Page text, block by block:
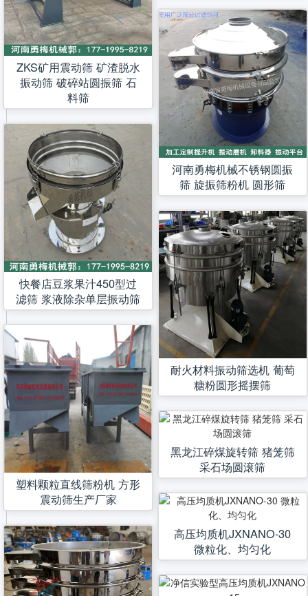
ZKS矿用震动筛 矿渣脱水
振动筛 破碎站圆振筛 石
料筛
快餐店豆浆果汁450型过
滤筛 浆液除杂单层振动筛
塑料颗粒直线筛粉机 方形
震动筛生产厂家
河南勇梅机械不锈钢圆振
筛 旋振筛粉机 圆形筛
耐火材料振动筛选机 葡萄
糖粉圆形摇摆筛
黑龙江碎煤旋转筛 猪笼筛
采石场圆滚筛
高压均质机JXNANO-30
微粒化、均匀化